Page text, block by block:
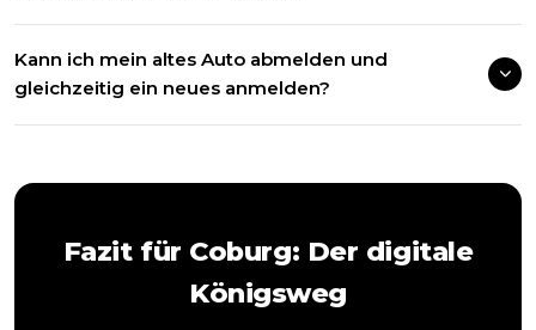
Kann ich mein altes Auto abmelden und
gleichzeitig ein neues anmelden?
Fazit für Coburg: Der digitale
Königsweg